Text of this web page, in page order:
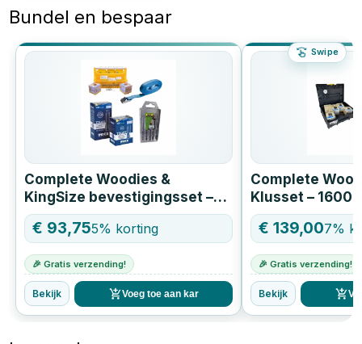
Bundel en bespaar
Swipe
Complete Woodies &
KingSize bevestigingsset –
2.100 schroeven, pluggen,
boren en spanbanden
€ 93,755% korting
🎉 Gratis verzending!
Bekijk Voeg toe aan kar
Complete
Klusset – 1600
Systainer3 + 5-
betonborenset
€139,007%
🎉 Gratis verzending!
Bekijk